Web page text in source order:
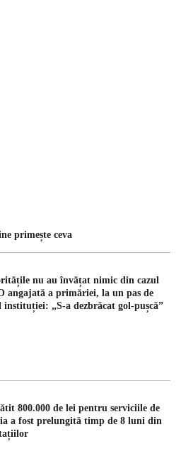
primește ceva
nu au învățat nimic din cazul
angajată a primăriei, la un pas de
„S-a dezbrăcat gol-pușcă”
800.000 de lei pentru serviciile de
a fost prelungită timp de 8 luni din